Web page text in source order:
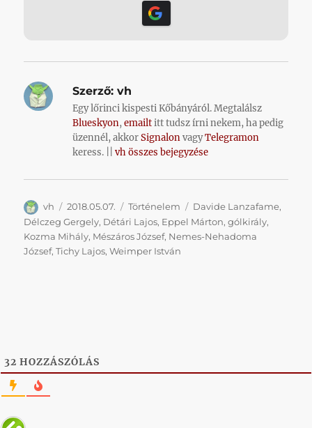
Szerző: vh
Egy lőrinci kispesti Kőbányáról. Megtalálsz
Blueskyon,emailtitt tudsz írni nekem, ha pedig
üzennél, akkorSignalonvagyTelegramon
keress. ||vh összes bejegyzése
Szerző
vh Közzétéve
2018.05.07. Kategória
Történelem Címke
Davide Lanzafame,
Délczeg Gergely, Détári Lajos, Eppel Márton,gólkirály,
Kozma Mihály, Mészáros József, Nemes-Nehadoma
József,Tichy Lajos,Weimper István
32 HOZZÁSZÓLÁS